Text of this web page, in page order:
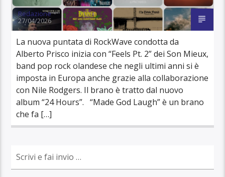
Redazione
27/04/2026
La nuova puntata di RockWave condotta da
Alberto Prisco inizia con “Feels Pt. 2” dei Son Mieux,
band pop rock olandese che negli ultimi anni si è
imposta in Europa anche grazie alla collaborazione
con Nile Rodgers. Il brano è tratto dal nuovo
album “24 Hours”. “Made God Laugh” è un brano
che fa […]